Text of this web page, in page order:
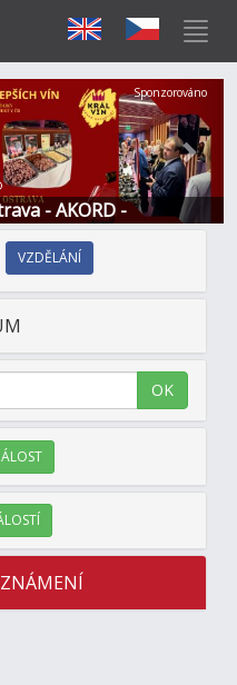
- AKORD -
Další
Sponzorováno
VZDĚLÁNÍ
OK